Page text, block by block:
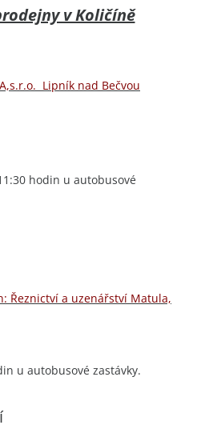
v Količíně
Lipník nad Bečvou
hodin u autobusové
Řeznictví a uzenářství Matula,
u autobusové zastávky.